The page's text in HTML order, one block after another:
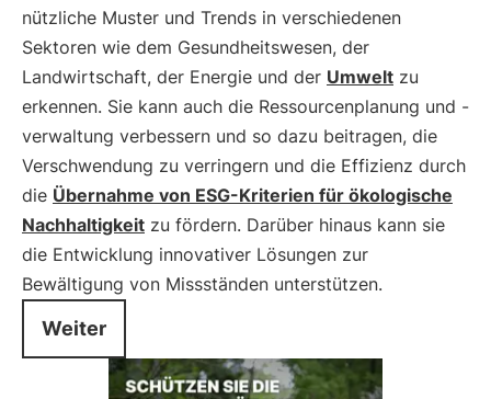
nützliche Muster und Trends in verschiedenen
Sektoren wie dem Gesundheitswesen, der
Landwirtschaft, der Energie und der Umwelt zu
erkennen. Sie kann auch die Ressourcenplanung und -
verwaltung verbessern und so dazu beitragen, die
Verschwendung zu verringern und die Effizienz durch
die Übernahme von ESG-Kriterien für ökologische
Nachhaltigkeit zu fördern. Darüber hinaus kann sie
die Entwicklung innovativer Lösungen zur
Bewältigung von Missständen unterstützen.
Weiter